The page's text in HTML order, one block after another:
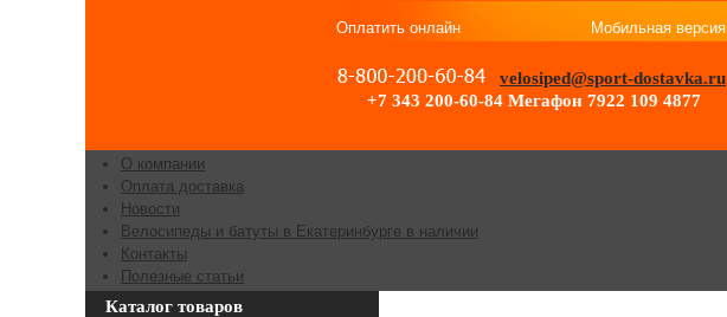
Оплатить онлайн Мобильная версия
velosiped@sport-dostavka.ru
+7 343 200-60-84 Мегафон 7922 109 4877
О компании
Оплата доставка
Новости
Велосипеды и батуты в Екатеринбурге в наличии
Контакты
Полезные статьи
Каталог товаров